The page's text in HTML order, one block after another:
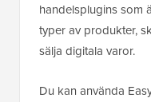
handelsplugins som
typer av produkter,
sälja digitala varor.
Du kan använda